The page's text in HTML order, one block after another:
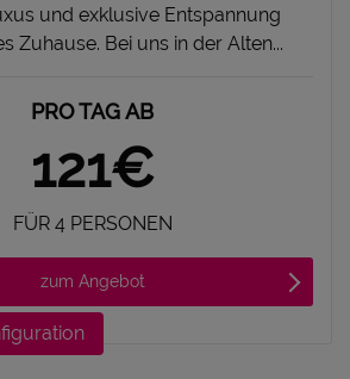
und exklusive Entspannung
Zuhause. Bei uns in der Alten...
PRO TAG AB
121€
FÜR 4 PERSONEN
zum Angebot